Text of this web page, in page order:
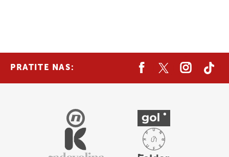
PRATITE NAS: